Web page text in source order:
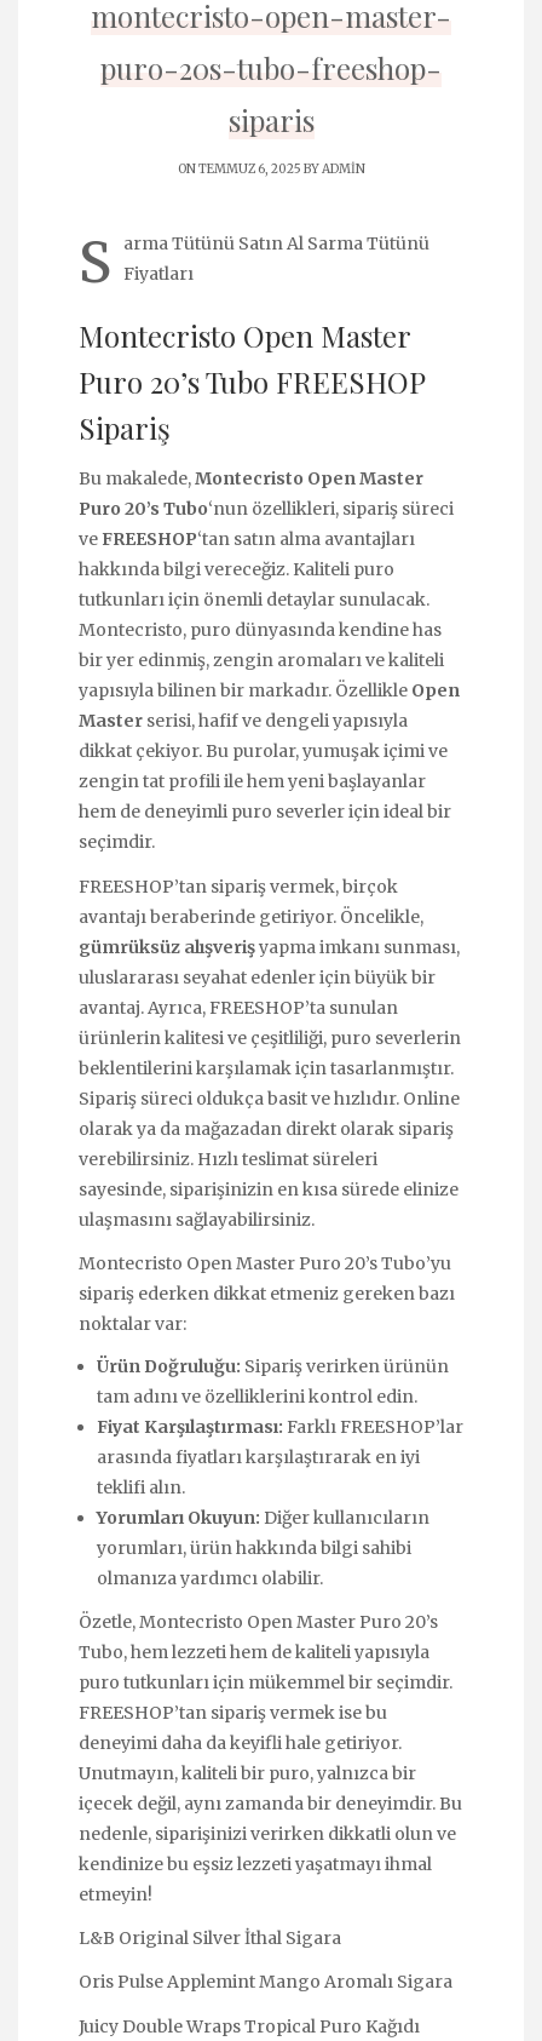
montecristo-open-master-
puro-20s-tubo-freeshop-
siparis
ON TEMMUZ 6, 2025 BYADMIN
S
arma Tütünü Satın Al Sarma Tütünü
Fiyatları
Montecristo Open Master
Puro 20’s Tubo FREESHOP
Sipariş
Bu makalede,Montecristo Open Master
Puro 20’s Tubo‘nun özellikleri, sipariş süreci
ve FREESHOP‘tan satın alma avantajları
hakkında bilgi vereceğiz. Kaliteli puro
tutkunları için önemli detaylar sunulacak.
Montecristo, puro dünyasında kendine has
bir yer edinmiş, zengin aromaları ve kaliteli
yapısıyla bilinen bir markadır. Özellikle Open
Master serisi, hafif ve dengeli yapısıyla
dikkat çekiyor. Bu purolar, yumuşak içimi ve
zengin tat profili ile hem yeni başlayanlar
hem de deneyimli puro severler için ideal bir
seçimdir.
FREESHOP’tan sipariş vermek, birçok
avantajı beraberinde getiriyor. Öncelikle,
gümrüksüz alışverişyapma imkanı sunması,
uluslararası seyahat edenler için büyük bir
avantaj. Ayrıca, FREESHOP’ta sunulan
ürünlerin kalitesi ve çeşitliliği, puro severlerin
beklentilerini karşılamak için tasarlanmıştır.
Sipariş süreci oldukça basit ve hızlıdır. Online
olarak ya da mağazadan direkt olarak sipariş
verebilirsiniz. Hızlı teslimat süreleri
sayesinde, siparişinizin en kısa sürede elinize
ulaşmasını sağlayabilirsiniz.
Montecristo Open Master Puro 20’s Tubo’yu
sipariş ederken dikkat etmeniz gereken bazı
noktalar var:
Ürün Doğruluğu: Sipariş verirken ürünün
tam adını ve özelliklerini kontrol edin.
Fiyat Karşılaştırması: Farklı FREESHOP’lar
arasında fiyatları karşılaştırarak en iyi
teklifi alın.
Yorumları Okuyun: Diğer kullanıcıların
yorumları, ürün hakkında bilgi sahibi
olmanıza yardımcı olabilir.
Özetle, Montecristo Open Master Puro 20’s
Tubo, hem lezzeti hem de kaliteli yapısıyla
puro tutkunları için mükemmel bir seçimdir.
FREESHOP’tan sipariş vermek ise bu
deneyimi daha da keyifli hale getiriyor.
Unutmayın, kaliteli bir puro, yalnızca bir
içecek değil, aynı zamanda bir deneyimdir. Bu
nedenle, siparişinizi verirken dikkatli olun ve
kendinize bu eşsiz lezzeti yaşatmayı ihmal
etmeyin!
L&B Original Silver İthal Sigara
Oris Pulse Applemint Mango Aromalı Sigara
Juicy Double Wraps Tropical Puro Kağıdı